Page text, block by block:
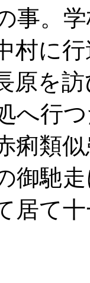
事。
村に
原を
へ行
痢類
御馳
居て